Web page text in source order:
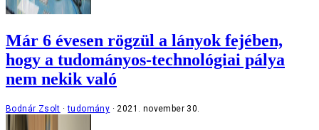
Már 6 évesen rögzül a lányok fejében,
hogy a tudományos-technológiai pálya
nem nekik való
Bodnár Zsolt tudomány 2021. november 30.